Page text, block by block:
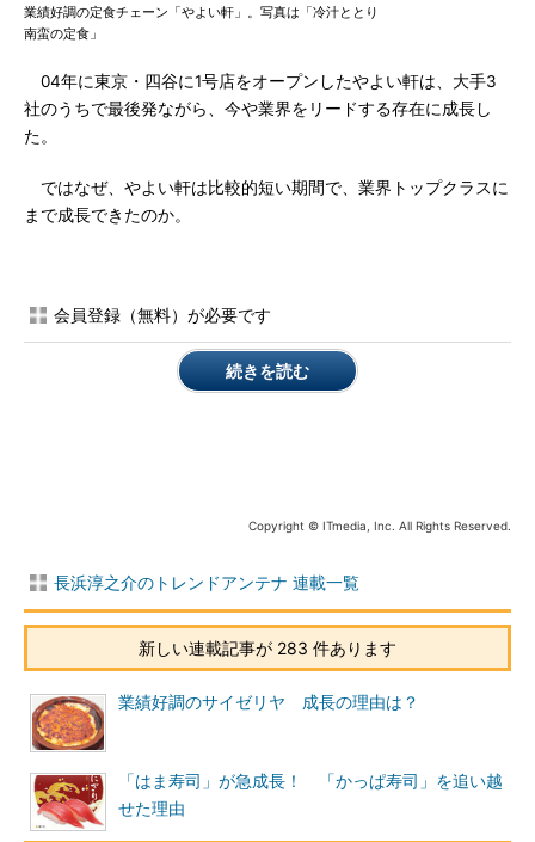
業績好調の定食チェーン「やよい軒」。写真は「冷汁ととり
南蛮の定食」
04年に東京・四谷に1号店をオープンしたやよい軒は、大手3
社のうちで最後発ながら、今や業界をリードする存在に成長し
た。
ではなぜ、やよい軒は比較的短い期間で、業界トップクラスに
まで成長できたのか。
会員登録（無料）が必要です
続きを読む
Copyright © ITmedia, Inc. All Rights Reserved.
長浜淳之介のトレンドアンテナ 連載一覧
新しい連載記事が 283 件あります
業績好調のサイゼリヤ 成長の理由は？
「はま寿司」が急成長！ 「かっぱ寿司」を追い越
せた理由